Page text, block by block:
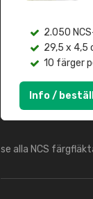
2.050
29,5 x 4,5
10 färger
Info /
se alla NCS